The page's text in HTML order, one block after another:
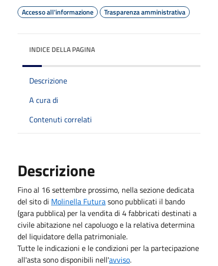
Accesso all'informazione
Trasparenza amministrativa
INDICE DELLA PAGINA
Descrizione
A cura di
Contenuti correlati
Descrizione
Fino al 16 settembre prossimo, nella sezione dedicata
del sito di Molinella Futurasono pubblicati il bando
(gara pubblica) per la vendita di 4 fabbricati destinati a
civile abitazione nel capoluogo e la relativa determina
del liquidatore della patrimoniale.
Tutte le indicazioni e le condizioni per la partecipazione
all'asta sono disponibili nell'avviso.